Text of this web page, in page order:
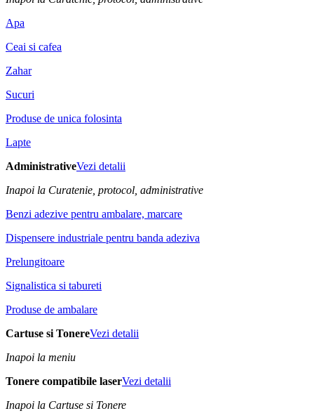
Apa
Ceai si cafea
Zahar
Sucuri
Produse de unica folosinta
Lapte
AdministrativeVezi detalii
Inapoi la Curatenie, protocol, administrative
Benzi adezive pentru ambalare, marcare
Dispensere industriale pentru banda adeziva
Prelungitoare
Signalistica si tabureti
Produse de ambalare
Cartuse si TonereVezi detalii
Inapoi la meniu
Tonere compatibile laserVezi detalii
Inapoi la Cartuse si Tonere